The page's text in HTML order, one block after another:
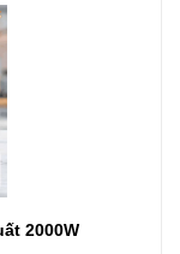
2000W